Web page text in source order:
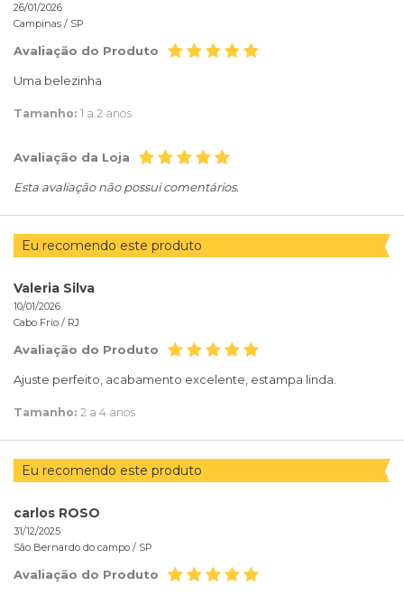
26/01/2026
Campinas / SP
Avaliação do Produto
Uma belezinha
Tamanho: 1 a 2 anos
Avaliação da Loja
Esta avaliação não possui comentários.
Eu recomendo este produto
Valeria Silva
10/01/2026
Cabo Frio / RJ
Avaliação do Produto
Ajuste perfeito, acabamento excelente, estampa linda.
Tamanho: 2 a 4 anos
Eu recomendo este produto
carlos ROSO
31/12/2025
São Bernardo do campo / SP
Avaliação do Produto